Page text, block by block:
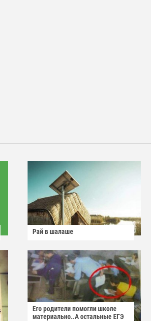
Рай в шалаше
Его родители помогли школе
материально..А остальные ЕГЭ